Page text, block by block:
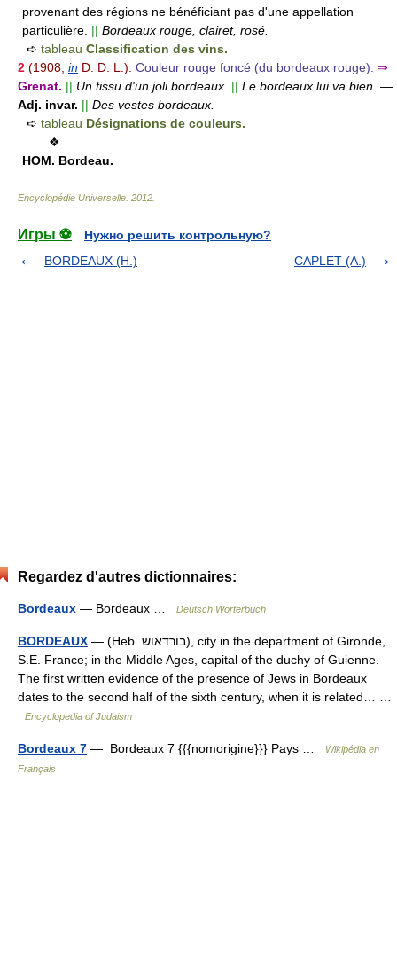
provenant des régions ne bénéficiant pas d'une appellation
particulière. || Bordeaux rouge, clairet, rosé.
➪ tableau Classification des vins.
2 (1908, in D. D. L.). Couleur rouge foncé (du bordeaux rouge). ⇒
Grenat. || Un tissu d'un joli bordeaux. || Le bordeaux lui va bien. —
Adj. invar. || Des vestes bordeaux.
➪ tableau Désignations de couleurs.
❖
HOM. Bordeau.
Encyclopédie Universelle 2012
Игры ⚽
Нужно решить контрольную?
BORDEAUX (H.)
CAPLET (A.)
Regardez d'autres dictionnaires:
Bordeaux — Bordeaux … Deutsch Wörterbuch
BORDEAUX — (Heb. בורדאוש), city in the department of Gironde,
S.E. France; in the Middle Ages, capital of the duchy of Guienne.
The first written evidence of the presence of Jews in Bordeaux
dates to the second half of the sixth century, when it is related… …
Encyclopedia of Judaism
Bordeaux 7 — Bordeaux 7 {{{nomorigine}}} Pays …
Wikipédia en
Français